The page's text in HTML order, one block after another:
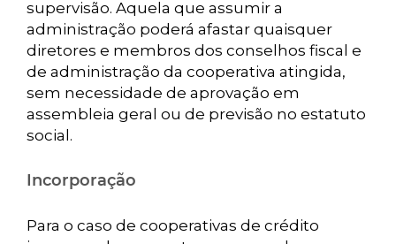
supervisão. Aquela que assumir a
administração poderá afastar quaisquer
diretores e membros dos conselhos fiscal e
de administração da cooperativa atingida,
sem necessidade de aprovação em
assembleia geral ou de previsão no estatuto
social.
Incorporação
Para o caso de cooperativas de crédito